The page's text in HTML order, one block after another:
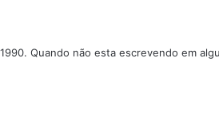
Quando não esta escrevendo em